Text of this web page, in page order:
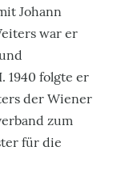
Johann
war er
1940 folgte er
der Wiener
zum
für die